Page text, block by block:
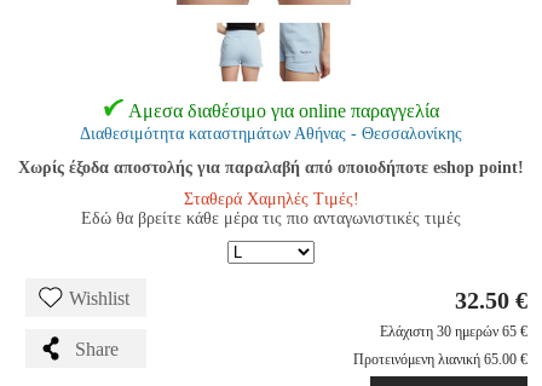
Αμεσα διαθέσιμο για online παραγγελία
Διαθεσιμότητα καταστημάτων Αθήνας - Θεσσαλονίκης
Χωρίς έξοδα αποστολής για παραλαβή από οποιοδήποτε eshop point!
Σταθερά Χαμηλές Τιμές!
Εδώ θα βρείτε κάθε μέρα τις πιο ανταγωνιστικές τιμές
Wishlist
Share
32.50 €
Ελάχιστη 30 ημερών 65 €
Προτεινόμενη λιανική 65.00 €